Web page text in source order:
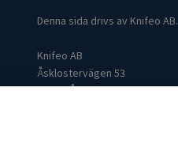
Denna sida drivs av Knifeo AB.
Knifeo AB
Åsklostervägen 53
432 96 Åskloster